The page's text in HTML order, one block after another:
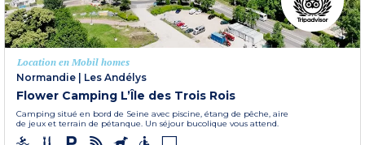
Location en Mobil homes
Normandie
Les Andélys
Flower Camping L’Île des Trois Rois
Camping situé en bord de Seine avec piscine, étang de pêche, aire
de jeux et terrain de pétanque. Un séjour bucolique vous attend.